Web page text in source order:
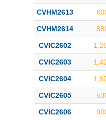
CVHM2613
CVHM2614
CVIC2602
CVIC2603
CVIC2604
CVIC2605
CVIC2606